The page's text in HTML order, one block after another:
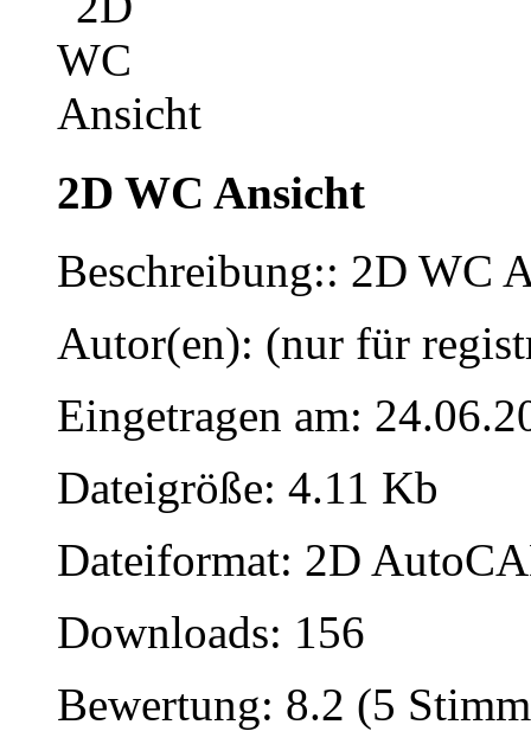
2D WC Ansicht
Beschreibung:: 2D WC
Autor(en): (nur für
Eingetragen am:
Dateigröße: 4.11 Kb
Dateiformat: 2D
Downloads: 156
Bewertung: 8.2 (5